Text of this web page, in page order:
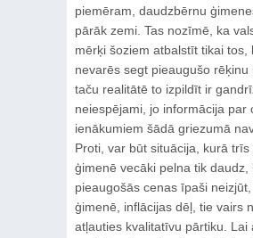
piemēram, daudzbērnu
pārāk zemi. Tas nozīmē, ka
mērķi šoziem atbalstīt tikai tos,
nevarēs segt pieaugušo rēķinu
taču realitātē to izpildīt ir
neiespējami, jo informācija par
ienākumiem šādā griezumā
Proti, var būt situācija, kurā trīs
ģimenē vecāki pelna tik daudz,
pieaugošās cenas īpaši
ģimenē, inflācijas dēļ, tie vairs
atļauties kvalitatīvu pārtiku. Lai